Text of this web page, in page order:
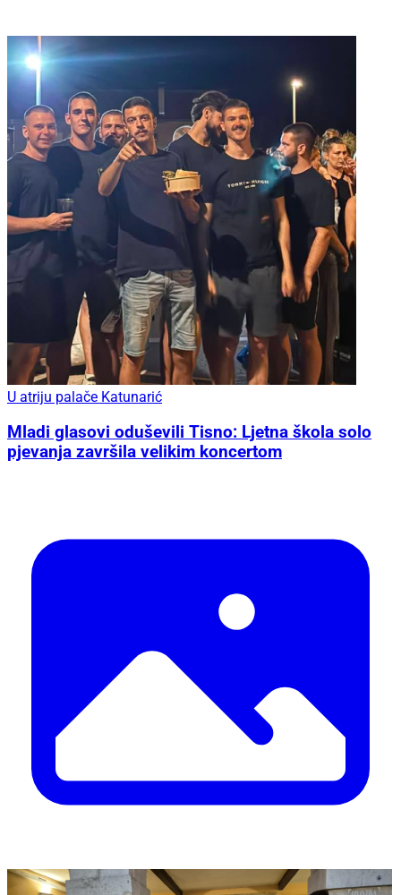
U atriju palače Katunarić
Mladi glasovi oduševili Tisno: Ljetna škola solo
pjevanja završila velikim koncertom